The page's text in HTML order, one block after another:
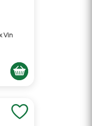
Vin